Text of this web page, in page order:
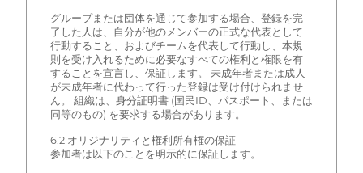
グループまたは団体を通じて参加する場合、登録を完
了した人は、自分が他のメンバーの正式な代表として
行動すること、およびチームを代表して行動し、本規
則を受け入れるために必要なすべての権利と権限を有
することを宣言し、保証します。 未成年者または成人
が未成年者に代わって行った登録は受け付けられませ
ん。 組織は、身分証明書 (国民ID、パスポート、または
同等のもの) を要求する場合があります。
6.2 オリジナリティと権利所有権の保証
参加者は以下のことを明示的に保証します。